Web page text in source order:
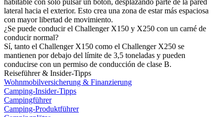
habitable con sólo pulsar un botón, desplazando parte de la pared
lateral hacia el exterior. Esto crea una zona de estar más espaciosa
con mayor libertad de movimiento.
¿Se puede conducir el Challenger X150 y X250 con un carné de
conducir normal?
Sí, tanto el Challenger X150 como el Challenger X250 se
mantienen por debajo del límite de 3,5 toneladas y pueden
conducirse con un permiso de conducción de clase B.
Reiseführer & Insider-Tipps
Wohnmobilversicherung & Finanzierung
Camping-Insider-Tipps
Campingführer
Camping-Produktführer